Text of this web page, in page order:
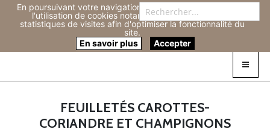
En poursuivant votre navigation sur ce site, vous acceptez
l'utilisation de cookies notamment pour réaliser des
statistiques de visites afin d'optimiser la fonctionnalité du
site.
En savoir plus
Accepter
Connexion
FEUILLETÉS CAROTTES-
CORIANDRE ET CHAMPIGNONS